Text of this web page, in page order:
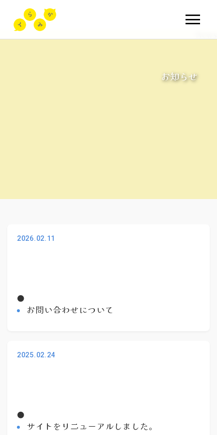
お知らせ
2026.02.11
●
お問い合わせについて
2025.02.24
●
サイトをリニューアルしました。